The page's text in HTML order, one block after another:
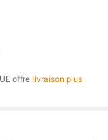
offre livraison plus